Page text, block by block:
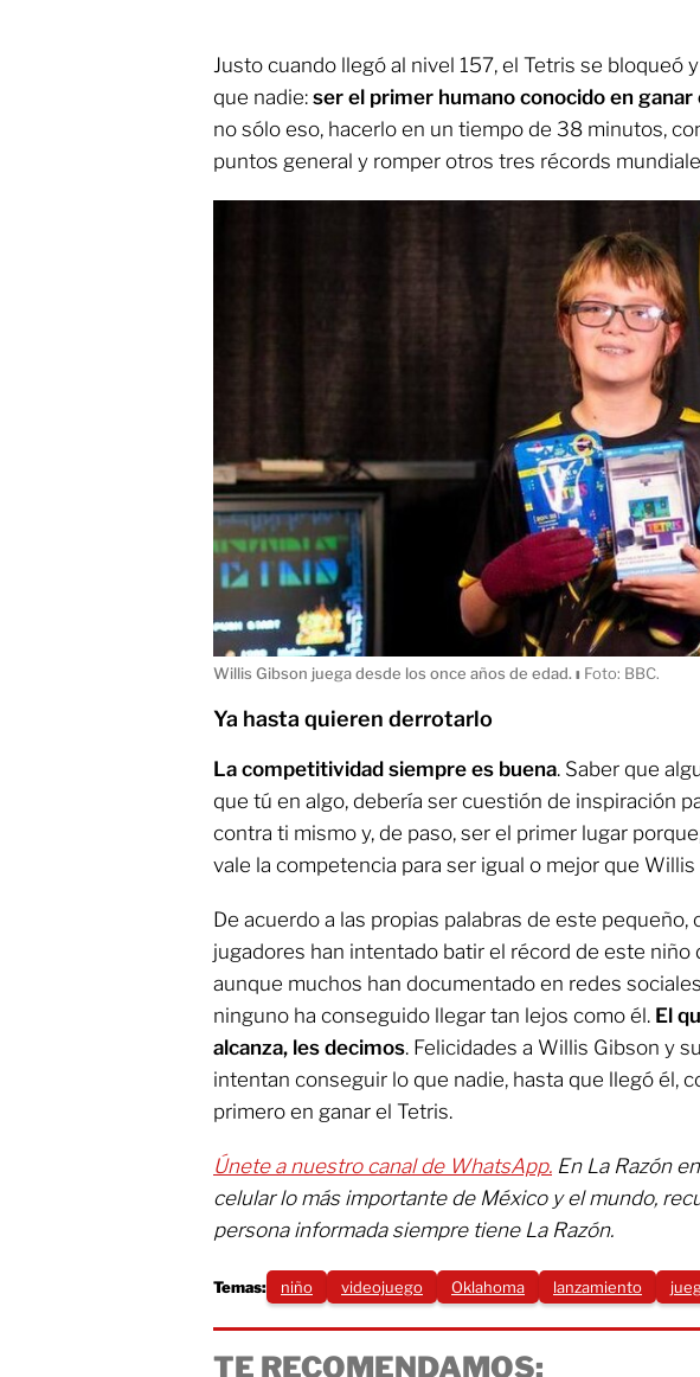
Justo cuando llegó al nivel 157, el Tetris se bloqueó
que nadie: ser el primer humano conocido en ganar
no sólo eso, hacerlo en un tiempo de 38 minutos,
puntos general y romper otros tres récords
Willis Gibson juega desde los once años de edad. ı Foto: BBC.
Ya hasta quieren derrotarlo
La competitividad siempre es buena. Saber que
que tú en algo, debería ser cuestión de inspiración
contra ti mismo y, de paso, ser el primer lugar
vale la competencia para ser igual o mejor que Willis
De acuerdo a las propias palabras de este pequeño,
jugadores han intentado batir el récord de este niño
aunque muchos han documentado en redes
ninguno ha conseguido llegar tan lejos como él. El
alcanza, les decimos. Felicidades a Willis Gibson y
intentan conseguir lo que nadie, hasta que llegó él,
primero en ganar el Tetris.
Únete a nuestro canal de WhatsApp. En La Razón
celular lo más importante de México y el mundo,
persona informada siempre tiene La Razón.
Temas: niño videojuego Oklahoma lanzamiento
TE RECOMENDAMOS: